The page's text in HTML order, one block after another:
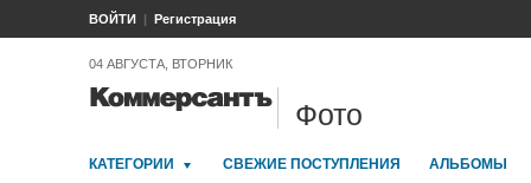
ВОЙТИ Регистрация
04 АВГУСТА, ВТОРНИК
Фото
КАТЕГОРИИ СВЕЖИЕ ПОСТУПЛЕНИЯ АЛЬБОМЫ